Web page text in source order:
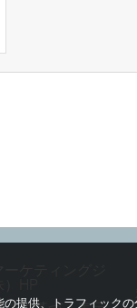
ケティングジ
提供、トラフィック